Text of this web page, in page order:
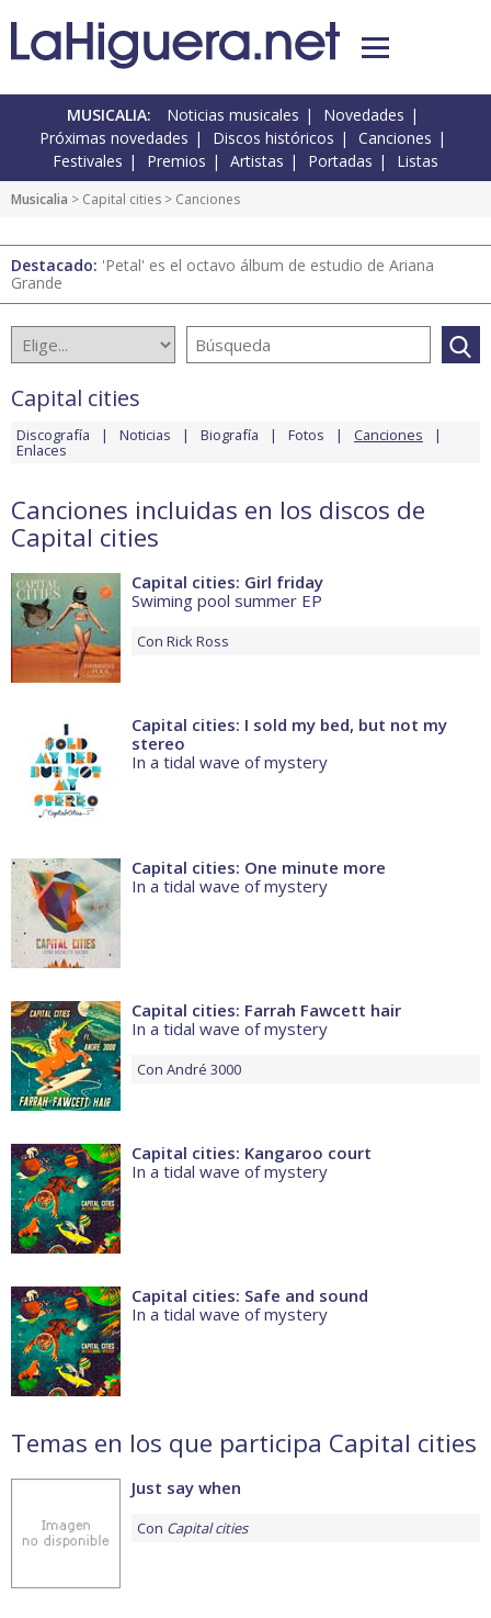
MUSICALIA: Noticias musicales
Novedades
Próximas novedades
Discos históricos
Canciones
Festivales
Premios Artistas Portadas Listas
Musicalia > Capital cities > Canciones
Destacado: 'Petal' es el octavo álbum de estudio de Ariana
Grande
Capital cities
Discografía Noticias Biografía Fotos Canciones
Enlaces
Canciones incluidas en los discos de
Capital cities
Capital cities: Girl friday
Swiming pool summer EP
Con Rick Ross
Capital cities: I sold my bed, but not my
stereo
In a tidal wave of mystery
Capital cities: One minute more
In a tidal wave of mystery
Capital cities: Farrah Fawcett hair
In a tidal wave of mystery
Con André 3000
Capital cities: Kangaroo court
In a tidal wave of mystery
Capital cities: Safe and sound
In a tidal wave of mystery
Temas en los que participa Capital cities
Just say when
Con Capital cities